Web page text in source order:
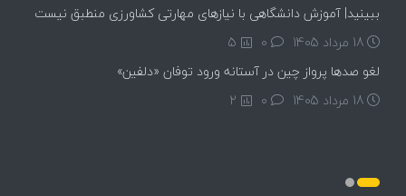
ببینید| آموزش دانشگاهی با نیازهای مهارتی کشاورزی منطبق نیست
18 مرداد 1405
5
لغو صدها پرواز چین در آستانه ورود توفان «دلفین»
18 مرداد 1405
2